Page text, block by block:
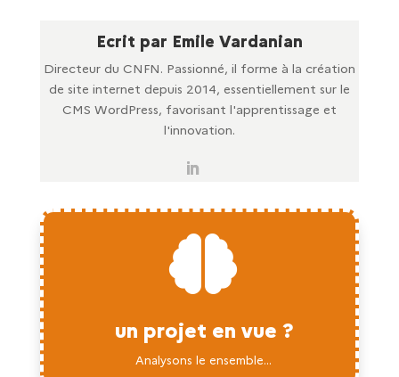
Ecrit par Emile Vardanian
Directeur du CNFN. Passionné, il forme à la création
de site internet depuis 2014, essentiellement sur le
CMS WordPress, favorisant l'apprentissage et
l'innovation.

un projet en vue ?
Analysons le ensemble...